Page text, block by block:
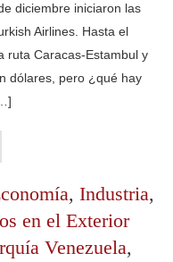
diciembre iniciaron las
Airlines. Hasta el
ruta Caracas-Estambul y
dólares, pero ¿qué hay
, Industria,
en el Exterior
Venezuela,